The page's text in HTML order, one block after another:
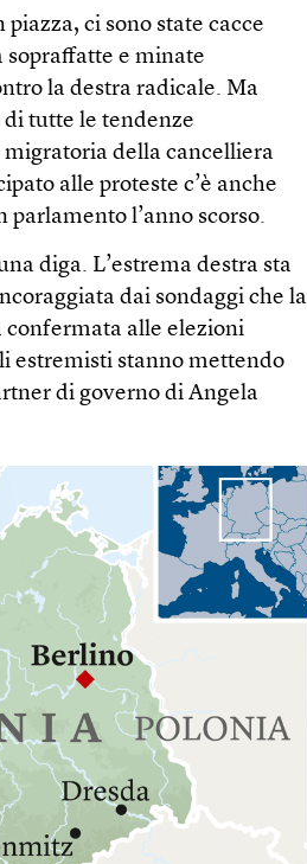
ci sono state cacce
e minate
la destra radicale. Ma
tutte le tendenze
migratoria della cancelliera
alle proteste c’è anche
l’anno scorso.
diga. L’estrema destra sta
dai sondaggi che la
confermata alle elezioni
estremisti stanno mettendo
di governo di Angela